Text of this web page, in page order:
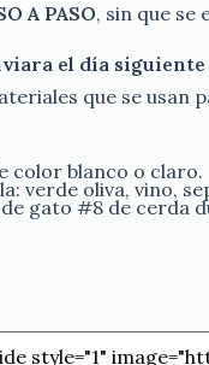
A PASO, sin que se
el día
que se usan
color blanco o claro.
verde oliva, vino,
de gato #8 de cerda